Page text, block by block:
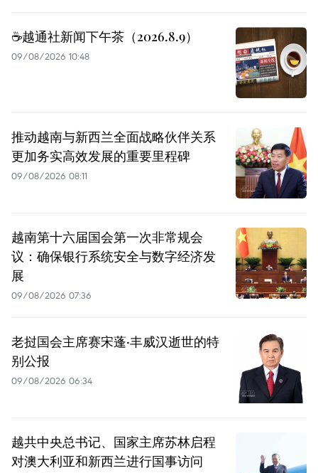
☕️越通社新闻下午茶（2026.8.9）
09/08/2026 10:48
推动越南与新西兰全面战略伙伴关系
更加务实高效发展的重要里程碑
09/08/2026 08:11
越南第十六届国会第一次非常规会
议：确保银行系统安全与数字经济发
展
09/08/2026 07:36
老挝国会主席赛宋蓬·丰威汉逝世的特
别公报
09/08/2026 06:34
越共中央总书记、国家主席苏林启程
对澳大利亚和新西兰进行国事访问